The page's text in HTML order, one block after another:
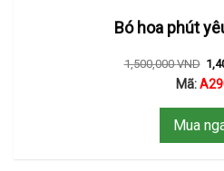
Bó hoa phút
1,500,000VND
Mã:
Mua